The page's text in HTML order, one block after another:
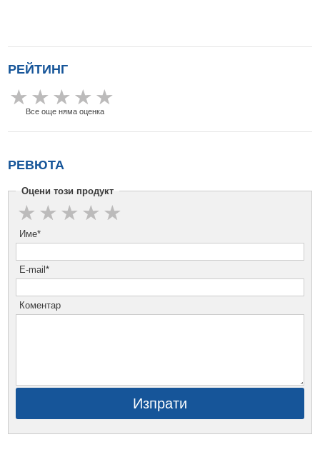
РЕЙТИНГ
Все още няма оценка
РЕВЮТА
Оцени този продукт
Име*
E-mail*
Коментар
Изпрати